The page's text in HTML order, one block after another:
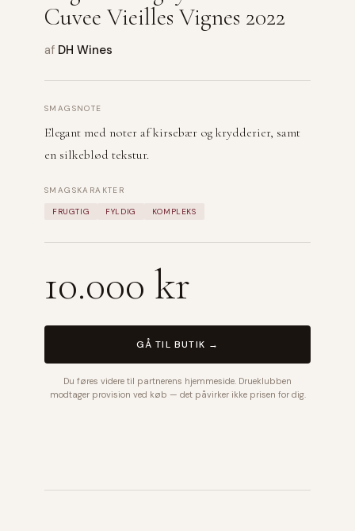
Cuvee Vieilles Vignes 2022
af DH Wines
SMAGSNOTE
Elegant med noter af kirsebær og krydderier, samt
en silkeblød tekstur.
SMAGSKARAKTER
FRUGTIG FYLDIG KOMPLEKS
10.000 kr
GÅ TIL BUTIK →
Du føres videre til partnerens hjemmeside. Drueklubben
modtager provision ved køb — det påvirker ikke prisen for dig.